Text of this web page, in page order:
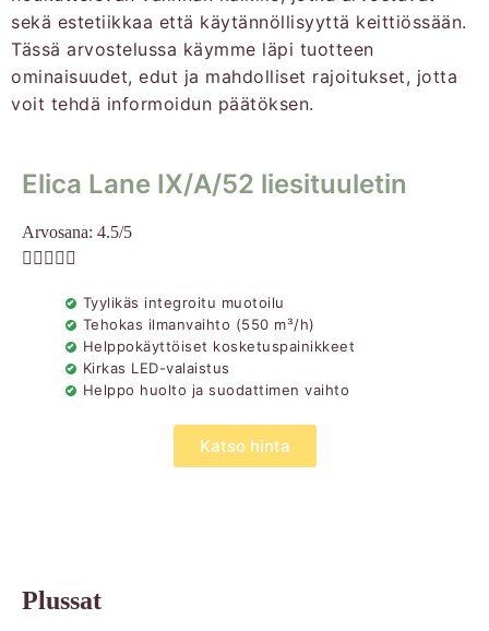
sekä estetiikkaa että käytännöllisyyttä keittiössään.
Tässä arvostelussa käymme läpi tuotteen
ominaisuudet, edut ja mahdolliset rajoitukset, jotta
voit tehdä informoidun päätöksen.
Elica Lane IX/A/52 liesituuletin
Arvosana: 4.5/5
    
Tyylikäs integroitu muotoilu
Tehokas ilmanvaihto (550 m³/h)
Helppokäyttöiset kosketuspainikkeet
Kirkas LED-valaistus
Helppo huolto ja suodattimen vaihto
Katso hinta
Plussat